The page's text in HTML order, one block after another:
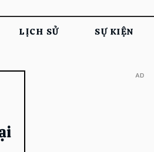
LỊCH SỬ SỰ KIỆN
​AD